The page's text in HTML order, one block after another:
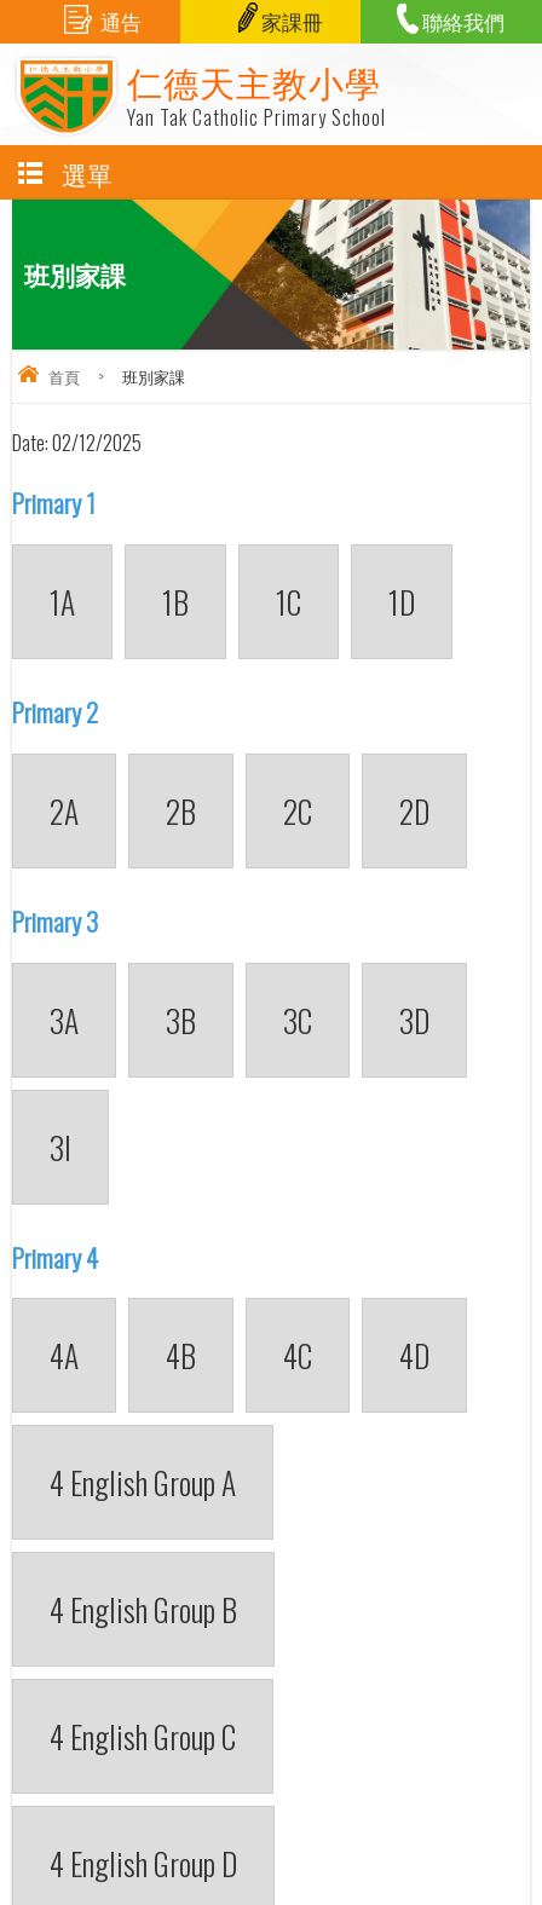
仁德天主教小學
Yan Tak Catholic Primary School
通告 家課冊 聯絡我們
選單
班別家課
首頁 > 班別家課
Date:02/12/2025
Primary 1
1A 1B 1C 1D
Primary 2
2A 2B 2C 2D
Primary 3
3A 3B 3C 3D
3I
Primary 4
4A 4B 4C 4D
4 English Group A
4 English Group B
4 English Group C
4 English Group D